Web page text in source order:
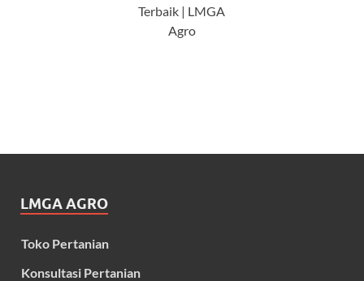
Terbaik | LMGA
Agro
LMGA AGRO
Toko Pertanian
Konsultasi Pertanian